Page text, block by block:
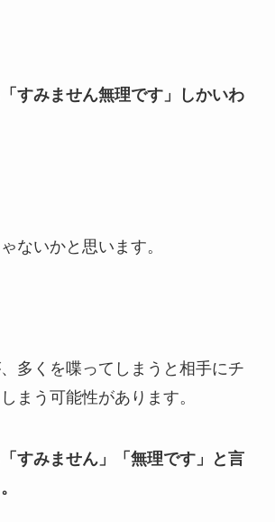
すみません無理です」しかいわ
ないかと思います。
多くを喋ってしまうと相手にチ
まう可能性があります。
すみません」「無理です」と言